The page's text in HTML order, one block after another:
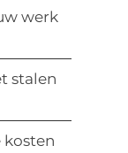
werk
stalen
kosten